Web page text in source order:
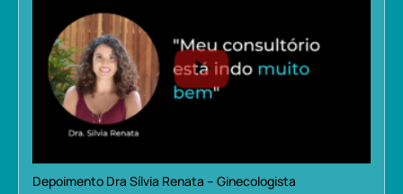
Depoimento Dra Sílvia Renata – Ginecologista